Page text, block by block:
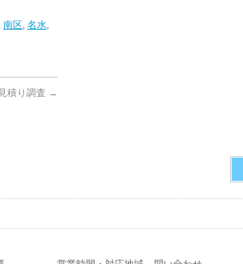
, 南区, 名水,
積り調査 →